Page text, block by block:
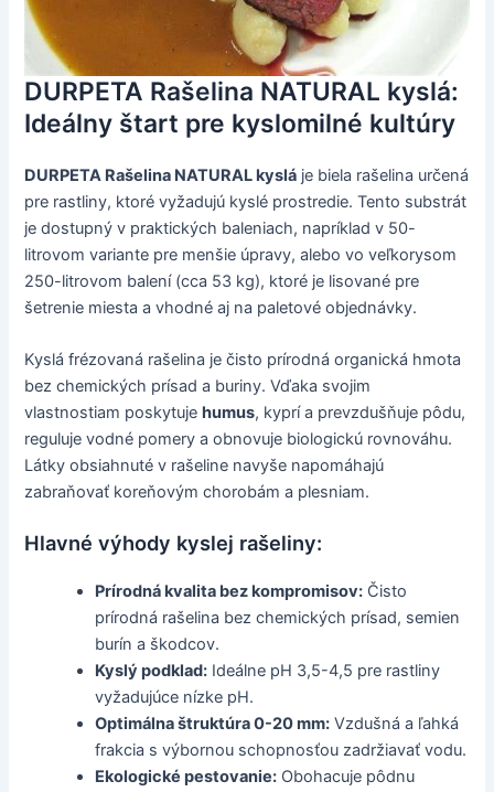
DURPETA Rašelina NATURAL kyslá:
Ideálny štart pre kyslomilné kultúry
DURPETA Rašelina NATURAL kyslá je biela rašelina určená
pre rastliny, ktoré vyžadujú kyslé prostredie. Tento substrát
je dostupný v praktických baleniach, napríklad v 50-
litrovom variante pre menšie úpravy, alebo vo veľkorysom
250-litrovom balení (cca 53 kg), ktoré je lisované pre
šetrenie miesta a vhodné aj na paletové objednávky.
Kyslá frézovaná rašelina je čisto prírodná organická hmota
bez chemických prísad a buriny. Vďaka svojim
vlastnostiam poskytujehumus, kyprí a prevzdušňuje pôdu,
reguluje vodné pomery a obnovuje biologickú rovnováhu.
Látky obsiahnuté v rašeline navyše napomáhajú
zabraňovať koreňovým chorobám a plesniam.
Hlavné výhody kyslej rašeliny:
Prírodná kvalita bez kompromisov: Čisto
prírodná rašelina bez chemických prísad, semien
burín a škodcov.
Kyslý podklad: Ideálne pH 3,5-4,5 pre rastliny
vyžadujúce nízke pH.
Optimálna štruktúra 0-20 mm: Vzdušná a ľahká
frakcia s výbornou schopnosťou zadržiavať vodu.
Ekologické pestovanie: Obohacuje pôdnu